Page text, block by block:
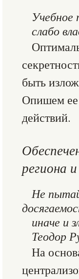
Учебное
слабо
быть
Опишем ее
действий.
региона
Не
иначе и
Теодор
На